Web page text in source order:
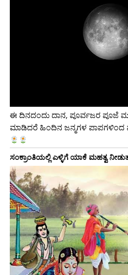
ಈ ದಿನದಂದು ದಾನ, ಪೂರ್ವಜರ ಪೂಜೆ
ಮಾಡಿದರೆ ಹಿಂದಿನ ಜನ್ಮಗಳ ಪಾಪಗಳಿಂದ
ಸಂಕ್ರಾಂತಿಯಲ್ಲಿ ಎಳ್ಳಿಗೆ ಯಾಕೆ ಮಹತ್ವ